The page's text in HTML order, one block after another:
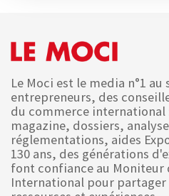
Le Moci est le media n°1 au
entrepreneurs, des
du commerce international
magazine, dossiers,
réglementations, aides
130 ans, des générations
font confiance au Moniteur
International pour